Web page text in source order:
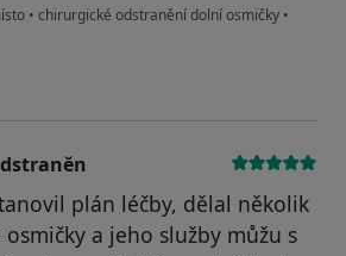
• chirurgické odstranění dolní osmičky •
účet byl odstraněn
plán léčby, dělal několik
a jeho služby můžu s